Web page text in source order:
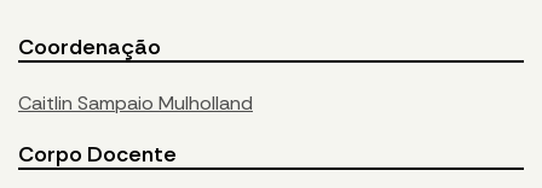
Coordenação
Caitlin Sampaio Mulholland
Corpo Docente